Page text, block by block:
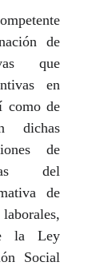
de
que
en
como de
dichas
de
del
de
la Ley
Social